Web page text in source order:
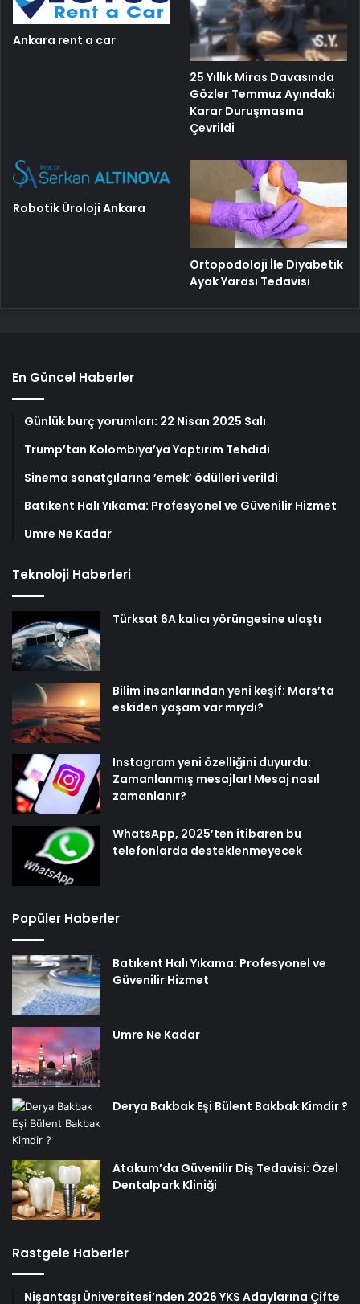
Ankara rent a car
25 Yıllık Miras Davasında
Gözler Temmuz Ayındaki
Karar Duruşmasına
Çevrildi
Robotik Üroloji Ankara
Ortopodoloji İle Diyabetik
Ayak Yarası Tedavisi
En Güncel Haberler
Günlük burç yorumları: 22 Nisan 2025 Salı
Trump’tan Kolombiya’ya Yaptırım Tehdidi
Sinema sanatçılarına ’emek’ ödülleri verildi
Batıkent Halı Yıkama: Profesyonel ve Güvenilir Hizmet
Umre Ne Kadar
Teknoloji Haberleri
Türksat 6A kalıcı yörüngesine ulaştı
Bilim insanlarından yeni keşif: Mars’ta
eskiden yaşam var mıydı?
Instagram yeni özelliğini duyurdu:
Zamanlanmış mesajlar! Mesaj nasıl
zamanlanır?
WhatsApp, 2025’ten itibaren bu
telefonlarda desteklenmeyecek
Popüler Haberler
Batıkent Halı Yıkama: Profesyonel ve
Güvenilir Hizmet
Umre Ne Kadar
Derya Bakbak Eşi Bülent Bakbak Kimdir ?
Atakum’da Güvenilir Diş Tedavisi: Özel
Dentalpark Kliniği
Rastgele Haberler
Nişantaşı Üniversitesi’nden 2026 YKS Adaylarına Çifte